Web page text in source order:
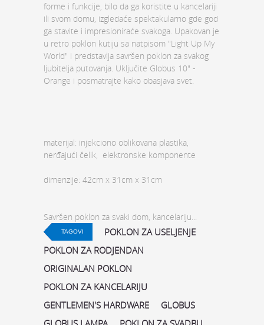
forme i funkcije, bilo da ga koristite u kancelariji
ili svom domu, izgledaće spektakularno gde god
ga stavite i impresioniraće svakoga. Upakovan je
u retro poklon kutiju sa natpisom "Light Up My
World" i predstavlja savršen poklon za svakog
ljubitelja putovanja. Uključite Globus 10" -
Orange i posmatrajte kako obasjava svet.
materijal: injekciono oblikovana plastika,
nerđajući čelik, elektronske komponente
dimenzije: 42cm x 31cm x 31cm
Savršen poklon za svaki dom, kancelariju...
TAGOVI
POKLON ZA USELJENJE
POKLON ZA RODJENDAN
ORIGINALAN POKLON
POKLON ZA KANCELARIJU
GENTLEMEN'S HARDWARE
GLOBUS